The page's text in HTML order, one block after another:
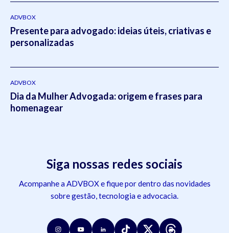
ADVBOX
Presente para advogado: ideias úteis, criativas e
personalizadas
ADVBOX
Dia da Mulher Advogada: origem e frases para
homenagear
Siga nossas redes sociais
Acompanhe a ADVBOX e fique por dentro das novidades
sobre gestão, tecnologia e advocacia.